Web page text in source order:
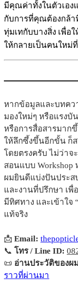
มีคุณค่าทั้งในตัวเอง
กับการที่คุณต้องกล้า
ทุ่มเทกับบางสิ่ง เพื่อ
ให้กลายเป็นคนใหม่
หากข้อมูลและบทค
มองใหม่ๆ หรือแรงบั
หรือการสื่อสารมาก
ให้ลึกซึ้งขึ้นอีกขั้น ก็
โดยตรงครับ ไม่ว่าจ
สอนแบบ Workshop
ผมยินดีแบ่งปันประส
และงานที่ปรึกษา เ
มีทิศทาง และเข้าใจ
แท้จริง
📩 Email:
📞 โทร / Line ID:
📜 อ่านประวัติของผ
ราวที่ผ่านมา